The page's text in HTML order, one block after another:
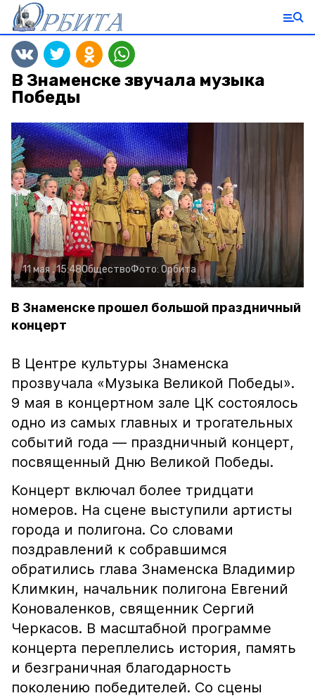
В Знаменске звучала музыка
Победы
11 мая , 15:48ОбществоФото:Орбита
В Знаменске прошел большой праздничный
концерт
В Центре культуры Знаменска
прозвучала «Музыка Великой Победы».
9 мая в концертном зале ЦК состоялось
одно из самых главных и трогательных
событий года — праздничный концерт,
посвященный Дню Великой Победы.
Концерт включал более тридцати
номеров. На сцене выступили артисты
города и полигона. Со словами
поздравлений к собравшимся
обратились глава Знаменска Владимир
Климкин, начальник полигона Евгений
Коноваленков, священник Сергий
Черкасов. В масштабной программе
концерта переплелись история, память
и безграничная благодарность
поколению победителей. Со сцены